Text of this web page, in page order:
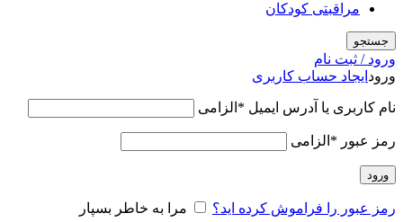
مراقبتی کودکان
جستجو
ورود / ثبت نام
ورود ایجاد حساب کاربری
نام کاربری یا آدرس ایمیل * الزامی
رمز عبور * الزامی
ورود
رمز عبور را فراموش کرده اید؟ مرا به خاطر بسپار